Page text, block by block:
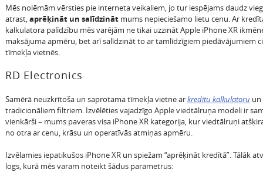
Mēs nolēmām vērsties pie interneta veikaliem, jo tur iespējams daudz
atrast,aprēķināt un salīdzināt mums nepieciešamo lietu cenu. Ar
kalkulatora palīdzību mēs varējām ne tikai uzzināt Apple iPhone XR
maksājuma apmēru, bet arī salīdzināt to ar tamlīdzīgiem piedāvājumiem
tīmekļa vietnēs.
RD Electronics
Samērā neuzkrītoša un saprotama tīmekļa vietne arkredītu kalkulatoru un
tradicionāliem filtriem. Izvēlēties vajadzīgo Apple viedtālruņa modeli ir
vienkārši – mums paveras visa iPhone XR kategorija, kur viedtālruņi
no otra ar cenu, krāsu un operatīvās atmiņas apmēru.
Izvēlamies iepatikušos iPhone XR un spiežam “aprēķināt kredītā”. Tālāk
logs, kurā mēs varam noteikt šādus parametrus: